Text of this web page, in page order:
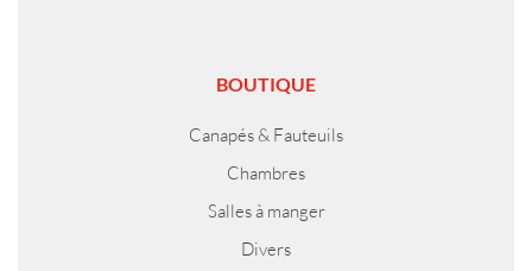
BOUTIQUE
Canapés & Fauteuils
Chambres
Salles à manger
Divers